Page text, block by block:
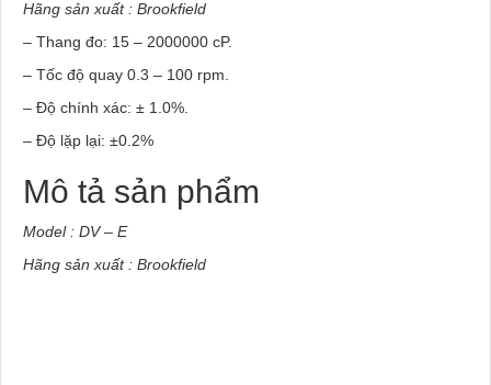
Hãng sản xuất : Brookfield
– Thang đo: 15 – 2000000 cP.
– Tốc độ quay 0.3 – 100 rpm.
– Độ chính xác: ± 1.0%.
– Độ lặp lại: ±0.2%
Mô tả sản phẩm
Model : DV – E
Hãng sản xuất : Brookfield